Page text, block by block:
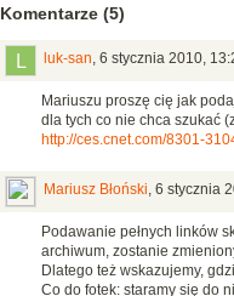
Komentarze (5)
luk-san, 6 stycznia 2010,
Mariuszu proszę cię jak
dla tych co nie chca szukać
http://ces.cnet.com/8301-
Mariusz Błoński, 6 stycznia
Podawanie pełnych linków
archiwum, zostanie
Dlatego też wskazujemy,
Co do fotek: staramy się do